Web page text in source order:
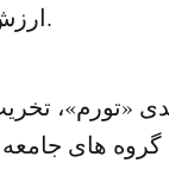
ارزش پول ملی، به اجرای سیاست های پولی مبادرت ورزند.
«تورم»،
های